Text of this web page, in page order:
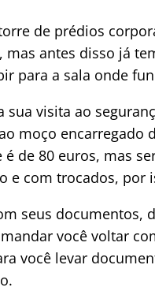
de prédios
mas antes disso já
para a sala onde
sua visita ao
moço encarregado
é de 80 euros, mas
e com trocados,
seus documentos,
você voltar
você levar